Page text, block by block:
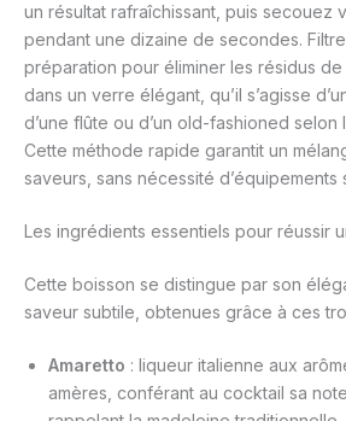
un résultat rafraîchissant, puis secouez
pendant une dizaine de secondes.
préparation pour éliminer les résidus
dans un verre élégant, qu’il s’agisse
d’une flûte ou d’un old-fashioned selon
Cette méthode rapide garantit un
saveurs, sans nécessité d’équipements
Les ingrédients essentiels pour réussir
Cette boisson se distingue par son
saveur subtile, obtenues grâce à ces
Amaretto : liqueur italienne aux
amères, conférant au cocktail sa